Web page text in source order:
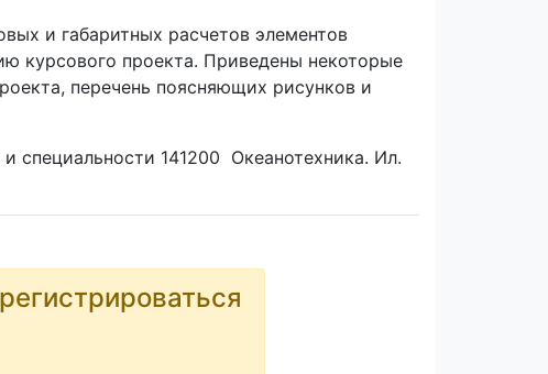
и габаритных расчетов элементов
курсового проекта. Приведены некоторые
перечень поясняющих рисунков и
специальности 141200 Океанотехника. Ил.